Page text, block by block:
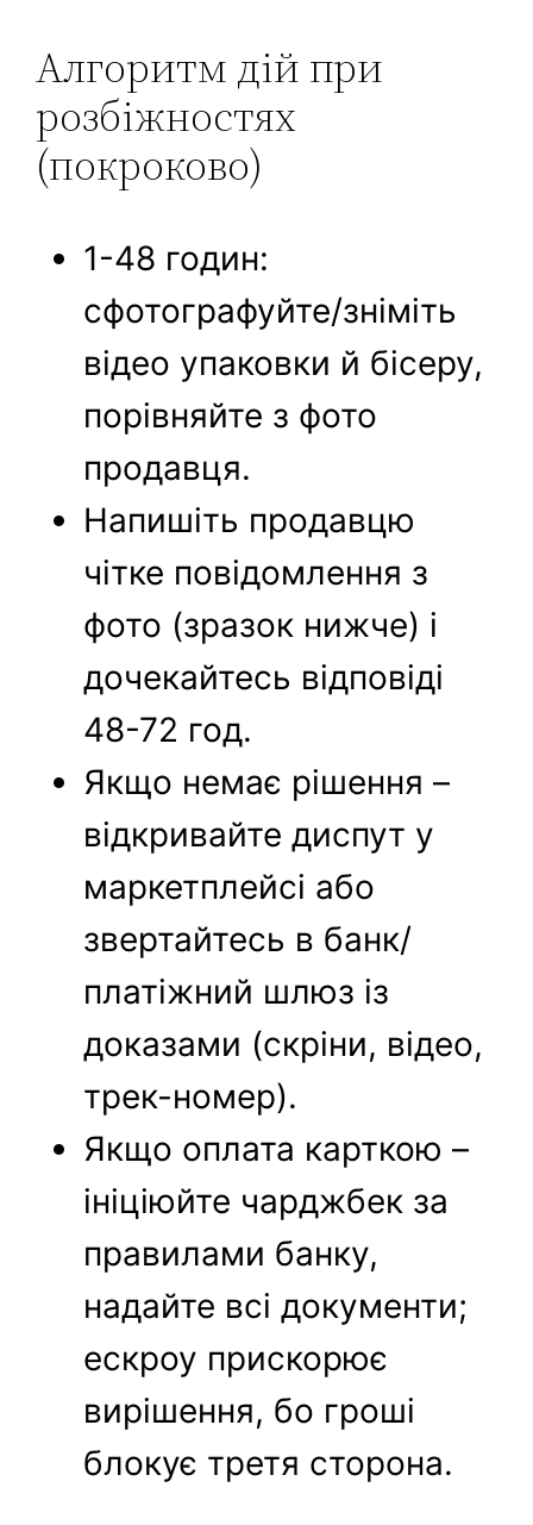
Алгоритм дій при
розбіжностях
(покроково)
1-48 годин:
сфотографуйте/зніміть
відео упаковки й бісеру,
порівняйте з фото
продавця.
Напишіть продавцю
чітке повідомлення з
фото (зразок нижче) і
дочекайтесь відповіді
48-72 год.
Якщо немає рішення –
відкривайте диспут у
маркетплейсі або
звертайтесь в банк/
платіжний шлюз із
доказами (скріни, відео,
трек-номер).
Якщо оплата карткою –
ініціюйте чарджбек за
правилами банку,
надайте всі документи;
ескроу прискорює
вирішення, бо гроші
блокує третя сторона.